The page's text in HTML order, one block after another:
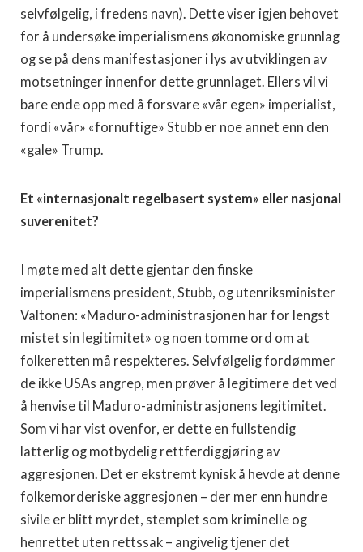
selvfølgelig, i fredens navn). Dette viser igjen behovet
for å undersøke imperialismens økonomiske grunnlag
og se på dens manifestasjoner i lys av utviklingen av
motsetninger innenfor dette grunnlaget. Ellers vil vi
bare ende opp med å forsvare «vår egen» imperialist,
fordi «vår» «fornuftige» Stubb er noe annet enn den
«gale» Trump.
Et «internasjonalt regelbasert system» eller nasjonal
suverenitet?
I møte med alt dette gjentar den finske
imperialismens president, Stubb, og utenriksminister
Valtonen: «Maduro-administrasjonen har for lengst
mistet sin legitimitet» og noen tomme ord om at
folkeretten må respekteres. Selvfølgelig fordømmer
de ikke USAs angrep, men prøver å legitimere det ved
å henvise til Maduro-administrasjonens legitimitet.
Som vi har vist ovenfor, er dette en fullstendig
latterlig og motbydelig rettferdiggjøring av
aggresjonen. Det er ekstremt kynisk å hevde at denne
folkemorderiske aggresjonen – der mer enn hundre
sivile er blitt myrdet, stemplet som kriminelle og
henrettet uten rettssak – angivelig tjener det